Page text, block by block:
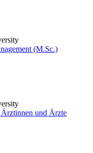
(M.Sc.)
und Ärzte